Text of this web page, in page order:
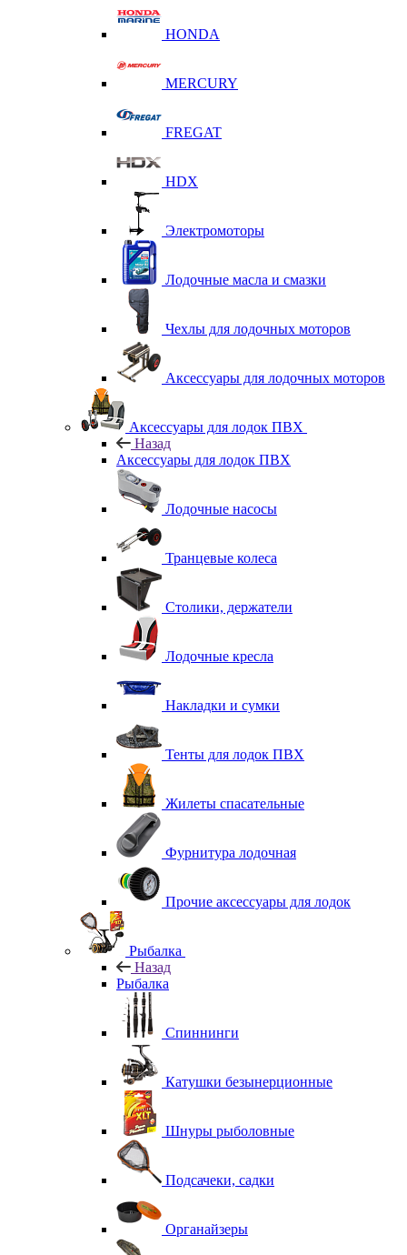
HONDA
MERCURY
FREGAT
HDX
Электромоторы
Лодочные масла и смазки
Чехлы для лодочных моторов
Аксессуары для лодочных моторов
Аксессуары для лодок ПВХ
Назад
Аксессуары для лодок ПВХ
Лодочные насосы
Транцевые колеса
Столики, держатели
Лодочные кресла
Накладки и сумки
Тенты для лодок ПВХ
Жилеты спасательные
Фурнитура лодочная
Прочие аксессуары для лодок
Рыбалка
Назад
Рыбалка
Спиннинги
Катушки безынерционные
Шнуры рыболовные
Подсачеки, садки
Органайзеры